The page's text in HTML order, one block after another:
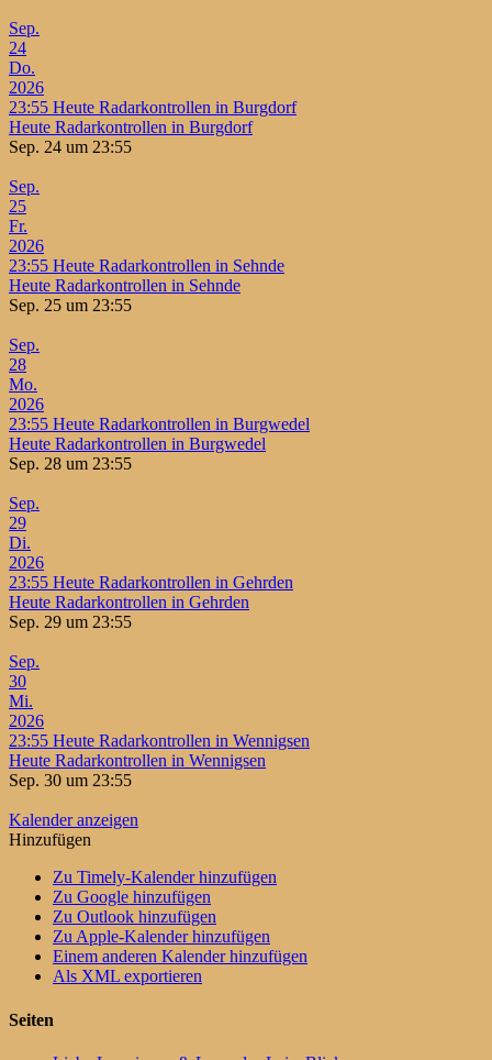
Sep.
24
Do.
2026
23:55 Heute Radarkontrollen in Burgdorf
Heute Radarkontrollen in Burgdorf
Sep. 24 um 23:55
Sep.
25
Fr.
2026
23:55 Heute Radarkontrollen in Sehnde
Heute Radarkontrollen in Sehnde
Sep. 25 um 23:55
Sep.
28
Mo.
2026
23:55 Heute Radarkontrollen in Burgwedel
Heute Radarkontrollen in Burgwedel
Sep. 28 um 23:55
Sep.
29
Di.
2026
23:55 Heute Radarkontrollen in Gehrden
Heute Radarkontrollen in Gehrden
Sep. 29 um 23:55
Sep.
30
Mi.
2026
23:55 Heute Radarkontrollen in Wennigsen
Heute Radarkontrollen in Wennigsen
Sep. 30 um 23:55
Kalender anzeigen
Hinzufügen
Zu Timely-Kalender hinzufügen
Zu Google hinzufügen
Zu Outlook hinzufügen
Zu Apple-Kalender hinzufügen
Einem anderen Kalender hinzufügen
Als XML exportieren
Seiten